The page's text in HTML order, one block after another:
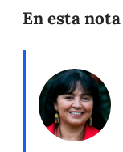
En esta nota